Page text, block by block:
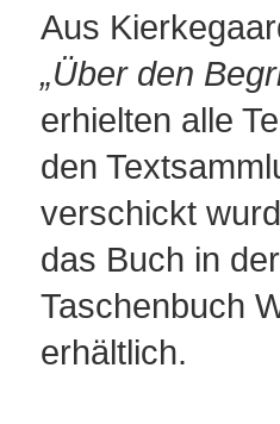
Aus
„Über den
erhielten alle
den
verschickt
das Buch in
Taschenbuch
erhältlich.